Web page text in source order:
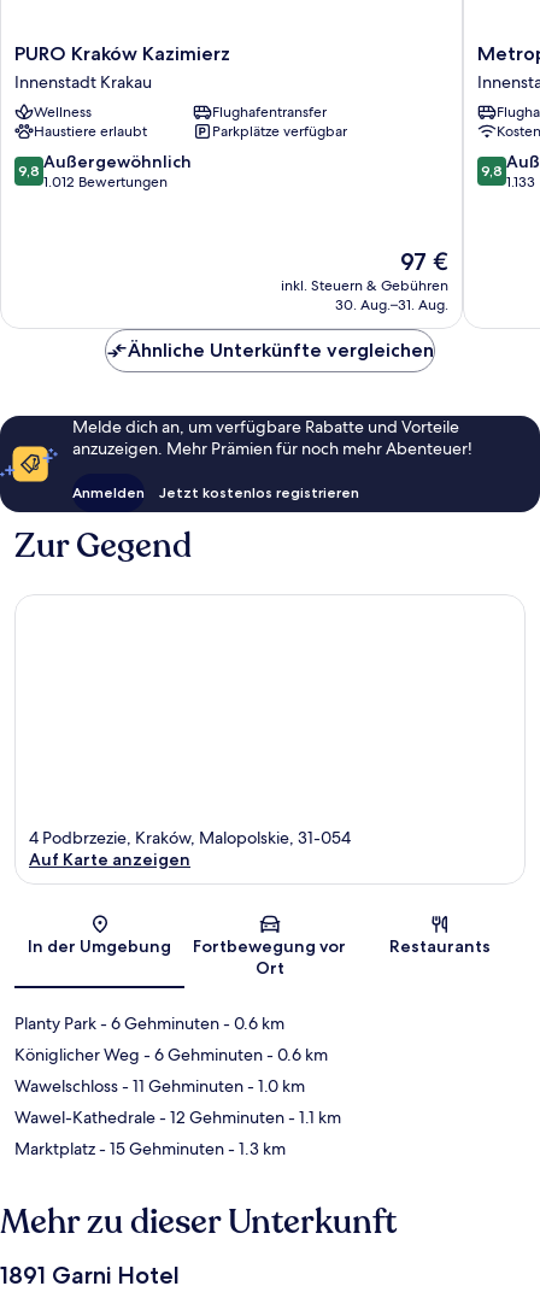
PURO
Kraków
Kazimierz
Innenstadt
Krakau
PURO Kraków Kazimierz
Innenstadt Krakau
Wellness
Flughafentransfer
Haustiere erlaubt
Parkplätze verfügbar
9.8
von
9,8 Außergewöhnlich
1.012 Bewertungen
Der
Preis
beträgt
97 €
inkl. Steuern & Gebühren
30. Aug.–31. Aug.
Hotel
Krakau
9.8
von
9,8
Ähnliche Unterkünfte vergleichen
Melde dich an, um verfügbare Rabatte und Vorteile
anzuzeigen. Mehr Prämien für noch mehr Abenteuer!
Anmelden Jetzt kostenlos registrieren
Zur Gegend
Karte
4 Podbrzezie, Kraków, Malopolskie, 31-054
Auf Karte anzeigen
In der Umgebung
Fortbewegung vor
Ort
Restaurants
Planty Park- 6 Gehminuten- 0.6 km
Königlicher Weg - 6 Gehminuten- 0.6 km
Wawelschloss- 11 Gehminuten- 1.0 km
Wawel-Kathedrale- 12 Gehminuten- 1.1 km
Marktplatz- 15 Gehminuten- 1.3 km
Mehr zu dieser Unterkunft
1891 Garni Hotel